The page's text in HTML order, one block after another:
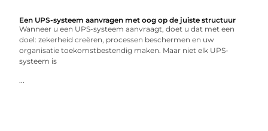
Een UPS-systeem aanvragen met oog op de juiste structuur
Wanneer u een UPS-systeem aanvraagt, doet u dat met een
doel: zekerheid creëren, processen beschermen en uw
organisatie toekomstbestendig maken. Maar niet elk UPS-
systeem is
...